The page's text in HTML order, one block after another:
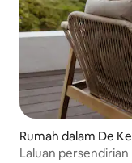
Rumah dalam De
Laluan